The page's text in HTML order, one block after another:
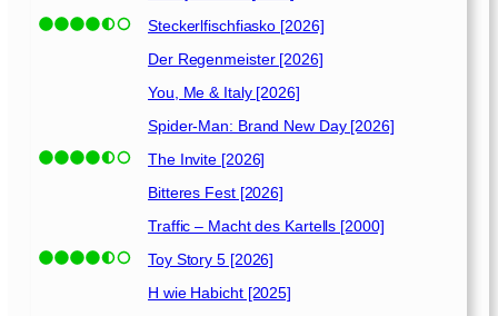
Steckerlfischfiasko [2026]
Der Regenmeister [2026]
You, Me & Italy [2026]
Spider-Man: Brand New Day [2026]
The Invite [2026]
Bitteres Fest [2026]
Traffic – Macht des Kartells [2000]
Toy Story 5 [2026]
H wie Habicht [2025]